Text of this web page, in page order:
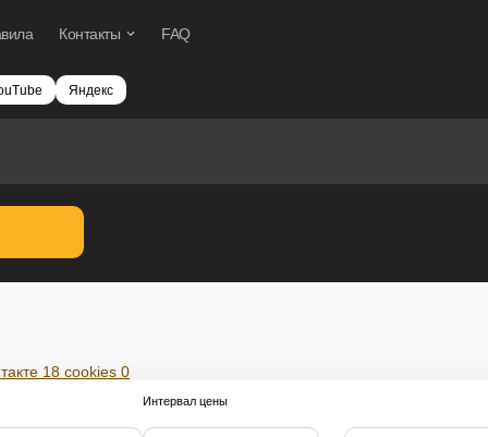
Контакты FAQ
Яндекс
18 сookies 0
Интервал цены